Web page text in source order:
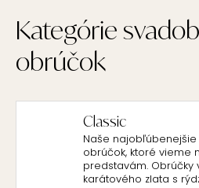
Kategórie
obrúčok
Classic
Naše
obrúčok, ktoré vieme
predstavám. Obrúčky
karátového zlata s